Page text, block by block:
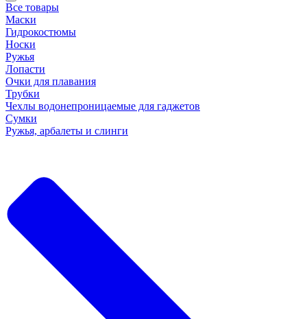
Все товары
Маски
Гидрокостюмы
Носки
Ружья
Лопасти
Очки для плавания
Трубки
Чехлы водонепроницаемые для гаджетов
Сумки
Ружья, арбалеты и слинги